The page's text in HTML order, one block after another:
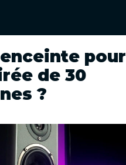
pour
de 30
?